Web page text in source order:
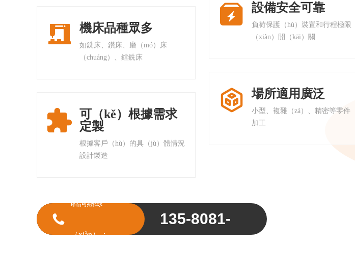
 機床品種眾多
如銑床、鑽床、磨（mó）床
（chuáng）、鏜銑床
 可（kě）根據需求
定製
根據客戶（hù）的具（jù）體情況
設計製造
 設備安全可靠
負荷保護（hù）裝置和行程極限
（xiàn）開（kāi）關
 場所適用廣泛
小型、複雜（zá）、精密等零件
加工

谘詢熱線
（xiàn）：
135-8081-